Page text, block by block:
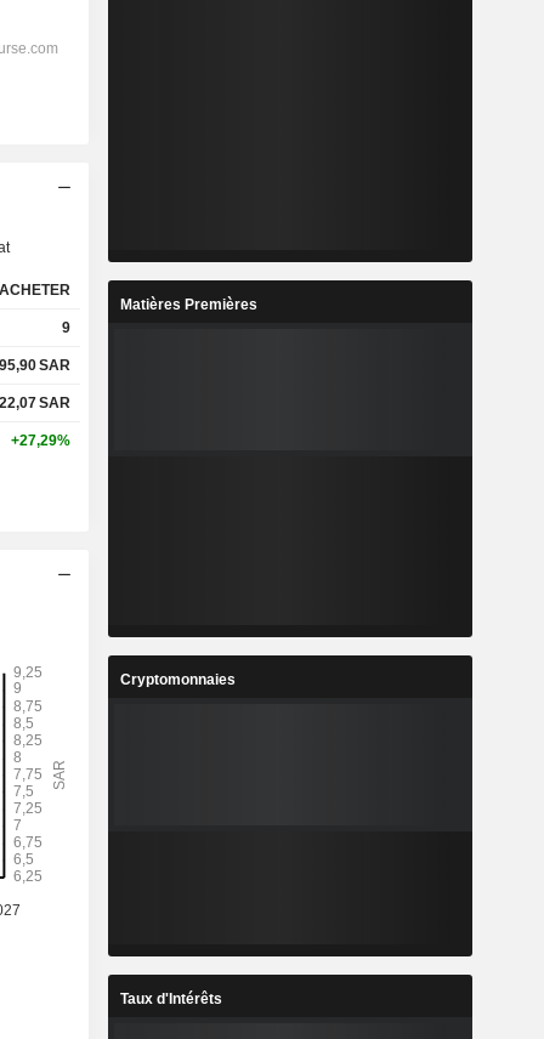
ACHETER
9
95,90SAR
SAR
+27,29%
Matières Premières
Cryptomonnaies
Taux d'Intérêts